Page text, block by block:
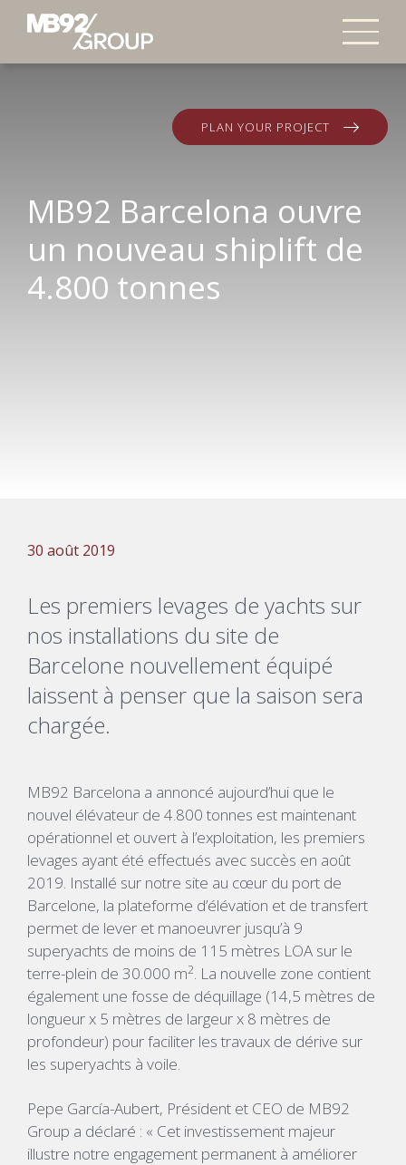
PLAN YOUR PROJECT
MB92 Barcelona ouvre
un nouveau shiplift de
4.800 tonnes
30 août 2019
Les premiers levages de yachts sur
nos installations du site de
Barcelone nouvellement équipé
laissent à penser que la saison sera
chargée.
MB92 Barcelona a annoncé aujourd’hui que le
nouvel élévateur de 4.800 tonnes est maintenant
opérationnel et ouvert à l’exploitation, les premiers
levages ayant été effectués avec succès en août
2019. Installé sur notre site au cœur du port de
Barcelone, la plateforme d’élévation et de transfert
permet de lever et manoeuvrer jusqu’à 9
superyachts de moins de 115 mètres LOA sur le
terre-plein de 30.000 m2. La nouvelle zone contient
également une fosse de déquillage (14,5 mètres de
longueur x 5 mètres de largeur x 8 mètres de
profondeur) pour faciliter les travaux de dérive sur
les superyachts à voile.
Pepe García-Aubert, Président et CEO de MB92
Group a déclaré : « Cet investissement majeur
illustre notre engagement permanent à améliorer